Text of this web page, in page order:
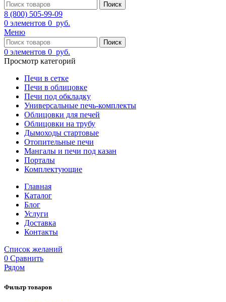
Поиск
8 (800) 505-99-09
0 элементов 0 руб.
Меню
Поиск
0 элементов 0 руб.
Просмотр категорий
Печи в сетке
Печи в облицовке
Печи под обкладку
Универсальные печь-комплекты
Облицовки для печей
Облицовки на трубу
Дымоходы стартовые
Отопительные печи
Мангалы и печи под казан
Порталы
Комплектующие
Главная
Каталог
Блог
Услуги
Доставка
Контакты
Список желаний
0 Сравнить
Рядом
Фильтр товаров